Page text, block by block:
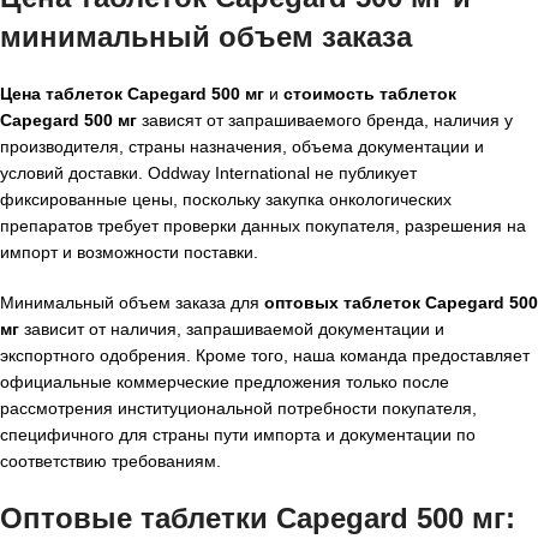
минимальный объем заказа
Цена таблеток Capegard 500 мг и стоимость таблеток
Capegard 500 мг зависят от запрашиваемого бренда, наличия у
производителя, страны назначения, объема документации и
условий доставки. Oddway International не публикует
фиксированные цены, поскольку закупка онкологических
препаратов требует проверки данных покупателя, разрешения на
импорт и возможности поставки.
Минимальный объем заказа для оптовых таблеток Capegard 500
мг зависит от наличия, запрашиваемой документации и
экспортного одобрения. Кроме того, наша команда предоставляет
официальные коммерческие предложения только после
рассмотрения институциональной потребности покупателя,
специфичного для страны пути импорта и документации по
соответствию требованиям.
Оптовые таблетки Capegard 500 мг: